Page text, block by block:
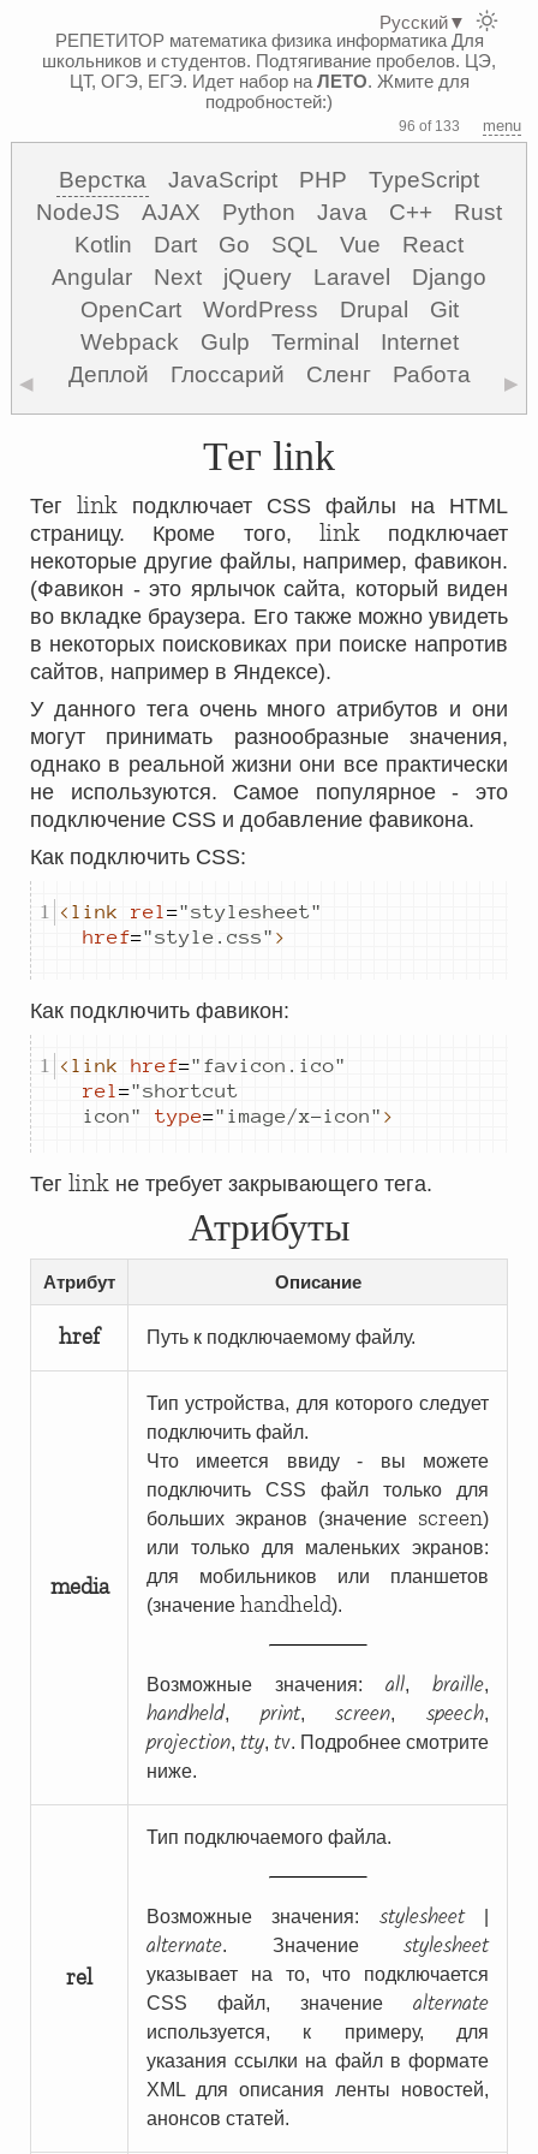
РЕПЕТИТОР математика физика информатикаДля
школьников и студентов. Подтягивание пробелов. ЦЭ,
ЦТ, ОГЭ, ЕГЭ. Идет набор на ЛЕТО. Жмите для
подробностей:)
96 of 133 menu
Верстка JavaScript PHP
TypeScript
NodeJS
AJAX Python Java C++
Rust
Kotlin
Dart Go SQL Vue
React
Angular
Next jQuery Laravel
Django
OpenCart
WordPress Drupal
Git
Webpack
Gulp Terminal
Internet
Деплой
Глоссарий Сленг Работа
◀ ▶
Тег link
Тег link подключает CSS файлы на HTML
страницу. Кроме того, linkподключает
некоторые другие файлы, например, фавикон.
(Фавикон - это ярлычок сайта, который виден
во вкладке браузера. Его также можно увидеть
в некоторых поисковиках при поиске напротив
сайтов, например в Яндексе).
У данного тега очень много атрибутов и они
могут принимать разнообразные значения,
однако в реальной жизни они все практически
не используются. Самое популярное - это
подключение CSS и добавление фавикона.
Как подключить CSS:
<link rel="stylesheet"
href="style.css" >
Как подключить фавикон:
<link href=" favicon.ico"
rel="shortcut
icon" type=" image/x-icon" >
Тег link не требует закрывающего тега.
Атрибуты
Атрибут Описание
href Путь к подключаемому файлу.
media
Тип устройства, для которого следует
подключить файл.
Что имеется ввиду - вы можете
подключить CSS файл только для
больших экранов (значение screen)
или только для маленьких экранов:
для мобильников или планшетов
(значение handheld).
Возможные значения: all, braille,
handheld, print,screen,speech,
projection, tty, tv. Подробнее смотрите
ниже.
rel
Тип подключаемого файла.
Возможные значения: stylesheet|
alternate. Значение stylesheet
указывает на то, что подключается
CSS файл, значение alternate
используется, к примеру, для
указания ссылки на файл в формате
XML для описания ленты новостей,
анонсов статей.
Русский▼